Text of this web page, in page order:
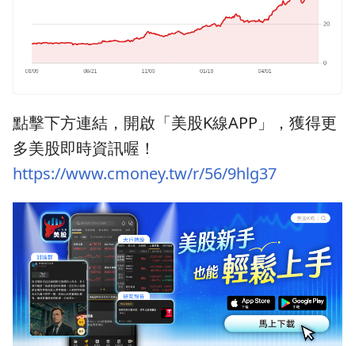
點擊下方連結，開啟「美股K線APP」，獲得更
多美股即時資訊喔！
https://www.cmoney.tw/r/56/9hlg37